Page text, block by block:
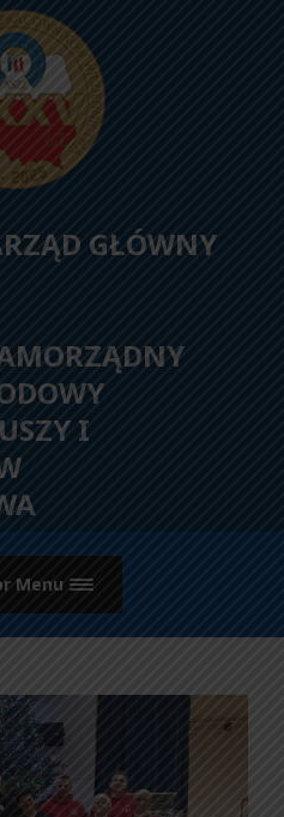
GŁÓWNY
I
Menu